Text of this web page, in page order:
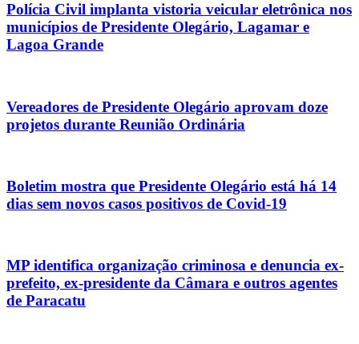
Polícia Civil implanta vistoria veicular eletrônica nos
municípios de Presidente Olegário, Lagamar e
Lagoa Grande
Vereadores de Presidente Olegário aprovam doze
projetos durante Reunião Ordinária
Boletim mostra que Presidente Olegário está há 14
dias sem novos casos positivos de Covid-19
MP identifica organização criminosa e denuncia ex-
prefeito, ex-presidente da Câmara e outros agentes
de Paracatu